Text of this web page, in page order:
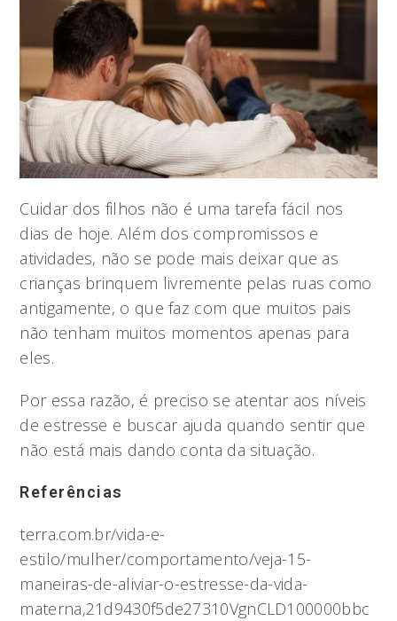
Cuidar dos filhos não é uma tarefa fácil nos
dias de hoje. Além dos compromissos e
atividades, não se pode mais deixar que as
crianças brinquem livremente pelas ruas como
antigamente, o que faz com que muitos pais
não tenham muitos momentos apenas para
eles.
Por essa razão, é preciso se atentar aos níveis
de estresse e buscar ajuda quando sentir que
não está mais dando conta da situação.
Referências
terra.com.br/vida-e-
estilo/mulher/comportamento/veja-15-
maneiras-de-aliviar-o-estresse-da-vida-
materna,21d9430f5de27310VgnCLD100000bbc